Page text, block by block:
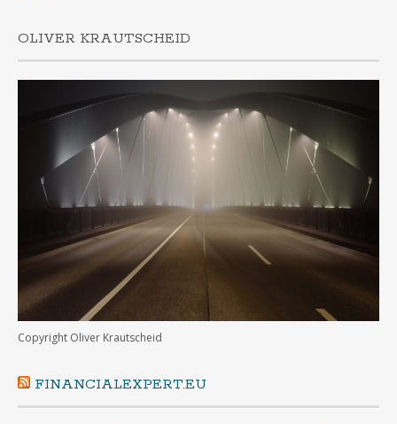
OLIVER KRAUTSCHEID
Copyright Oliver Krautscheid
FINANCIALEXPERT.EU